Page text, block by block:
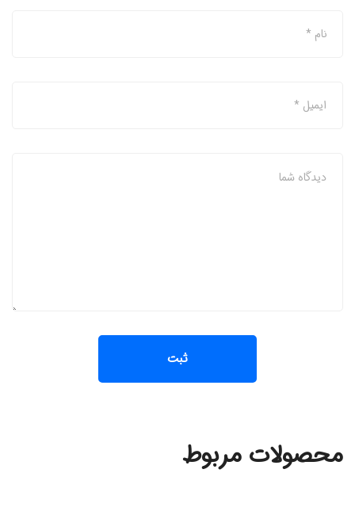
محصولات مربوط